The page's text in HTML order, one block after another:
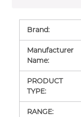
Brand:
Manufacturer
Name:
PRODUCT
TYPE:
RANGE: